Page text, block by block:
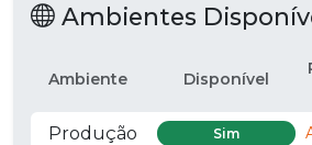
Ambientes
Ambiente Disponível
Produção Sim